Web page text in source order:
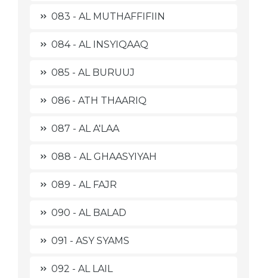
083 - AL MUTHAFFIFIIN
084 - AL INSYIQAAQ
085 - AL BURUUJ
086 - ATH THAARIQ
087 - AL A'LAA
088 - AL GHAASYIYAH
089 - AL FAJR
090 - AL BALAD
091 - ASY SYAMS
092 - AL LAIL